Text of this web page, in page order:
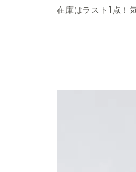
在庫はラスト1点！